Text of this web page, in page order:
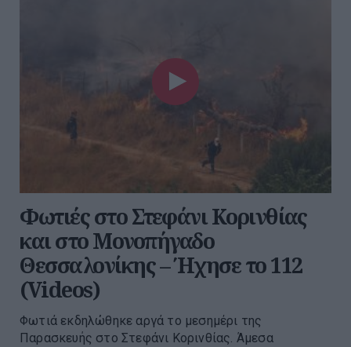
Φωτιές στο Στεφάνι Κορινθίας
και στο Μονοπήγαδο
Θεσσαλονίκης – Ήχησε το 112
(Videos)
Φωτιά εκδηλώθηκε αργά το μεσημέρι της
Παρασκευής στο Στεφάνι Κορινθίας. Άμεσα